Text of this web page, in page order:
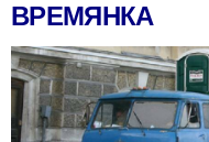
ВРЕМЯНКА